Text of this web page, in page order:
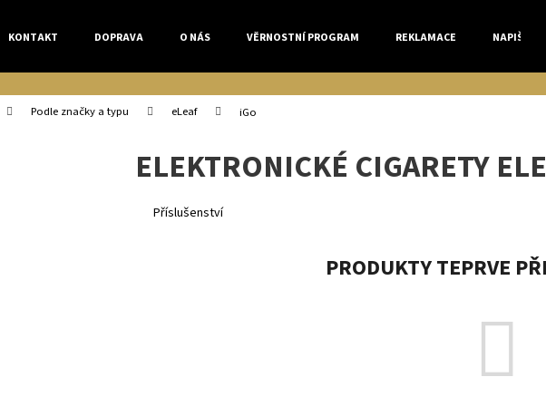
KONTAKT DOPRAVA O NÁS VĚRNOSTNÍ PROGRAM REKLAMACE NAPIŠTE
Podle značky a typu eLeaf iGo
ELEKTRONICKÉ CIGARETY
Příslušenství
PRODUKTY TEPRVE
Co potřebujete najít?
HLEDAT